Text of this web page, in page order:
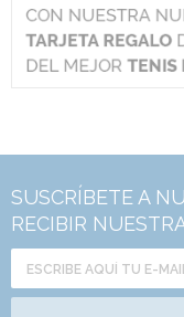
SUSCRÍBETE A
RECIBIR